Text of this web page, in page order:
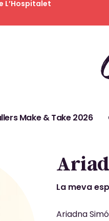
L’Hospitalet
Make & Take 2026
La meva
Ariadna